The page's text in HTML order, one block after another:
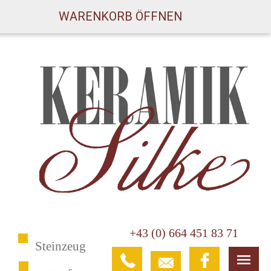
WARENKORB ÖFFNEN
Steinzeug
+43 (0) 664 451 83 71